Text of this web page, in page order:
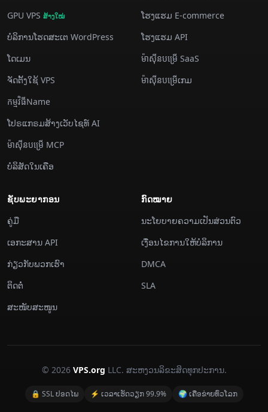
GPU VPS ສ້າງ​ໃໝ່
ບໍລິການ​ໂຮດ​ສະ​ເຕ WordPress
ໂດເມນ
ຈັດ​ຕັ້ງ​ໃຊ້ VPS
កម្មវិធីName
ໂປຣແກຣມສ້າງເວັບໄຊທ໌ AI
ម៉ាស៊ីន​បម្រើ MCP
ບໍລິສັດໃນເຄືອ
ໂຮງແຮມ E-commerce
ໂຮງແຮມ API
ម៉ាស៊ីន​បម្រើ SaaS
ម៉ាស៊ីន​បម្រើ​ເກມ
ຊັບພະຍາກອນ
ຄູ່ມື
ເອກະສານ API
ກ່ຽວກັບພວກເຮົາ
ຕິດຕໍ່
ສະໜັບສະໜູນ
ກົດໝາຍ
ນະໂຍບາຍຄວາມເປັນສ່ວນຕົວ
ເງື່ອນໄຂການໃຫ້ບໍລິການ
DMCA
SLA
© 2026 VPS.org LLC. ສະຫງວນລິຂະສິດທຸກປະການ.
🔒 SSL ປອດໄພ ⚡ ເວລາເຮັດວຽກ 99.9% 🌍 ເຄືອຂ່າຍທົ່ວໂລກ